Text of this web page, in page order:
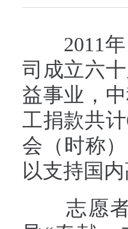
2011
司成立六
益事业，
工捐款共计
会（时称
以支持国
志愿